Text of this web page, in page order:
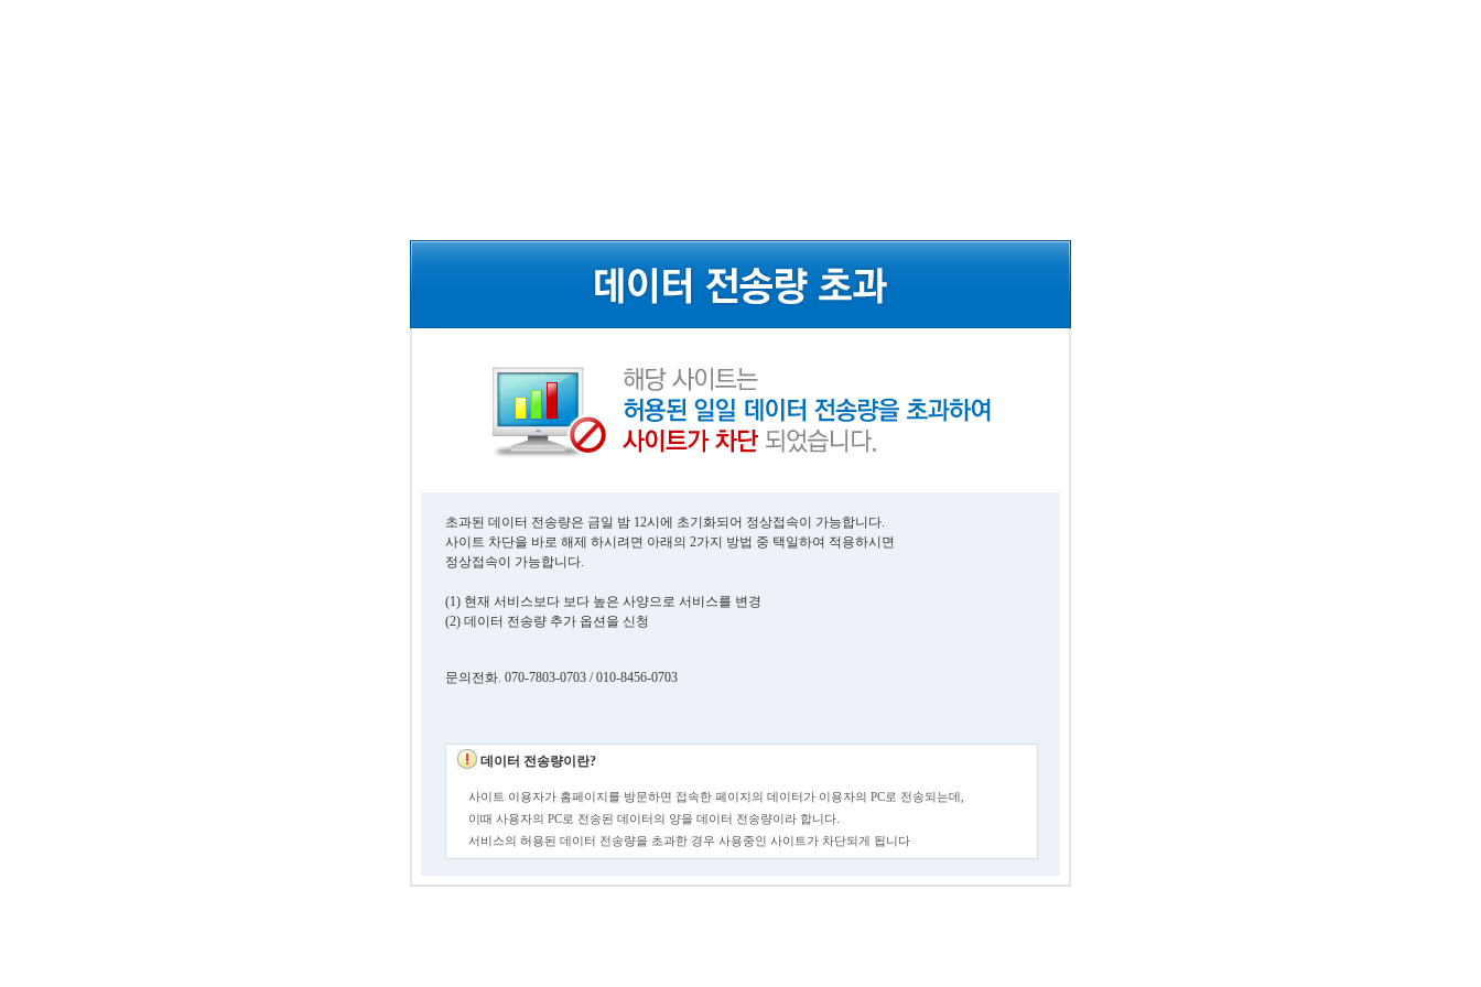
초과된 데이터 전송량은 금일 밤 12시에 초기화되어 정상접속이 가능합니다.
사이트 차단을 바로 해제 하시려면 아래의 2가지 방법 중 택일하여 적용하시면
정상접속이 가능합니다.
(1) 현재 서비스보다 보다 높은 사양으로 서비스를 변경
(2) 데이터 전송량 추가 옵션을 신청
문의전화. 070-7803-0703 / 010-8456-0703
데이터 전송량이란?
사이트 이용자가 홈페이지를 방문하면 접속한 페이지의 데이터가 이용자의 PC로 전송되는데,
이때 사용자의 PC로 전송된 데이터의 양을 데이터 전송량이라 합니다.
서비스의 허용된 데이터 전송량을 초과한 경우 사용중인 사이트가 차단되게 됩니다